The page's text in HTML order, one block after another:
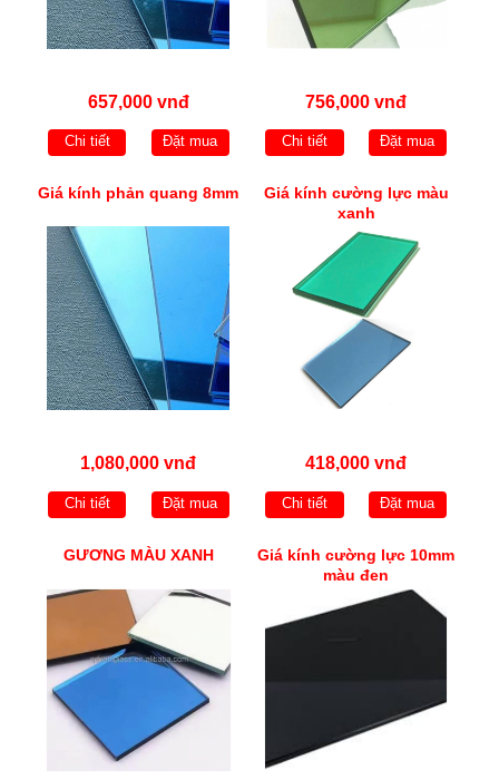
657,000 vnđ
Chi tiết Đặt mua
756,000 vnđ
Chi tiết Đặt mua
Giá kính phản quang 8mm
1,080,000 vnđ
Chi tiết Đặt mua
Giá kính cường lực màu
xanh
418,000 vnđ
Chi tiết Đặt mua
GƯƠNG MÀU XANH
Giá kính cường lực 10mm
màu đen